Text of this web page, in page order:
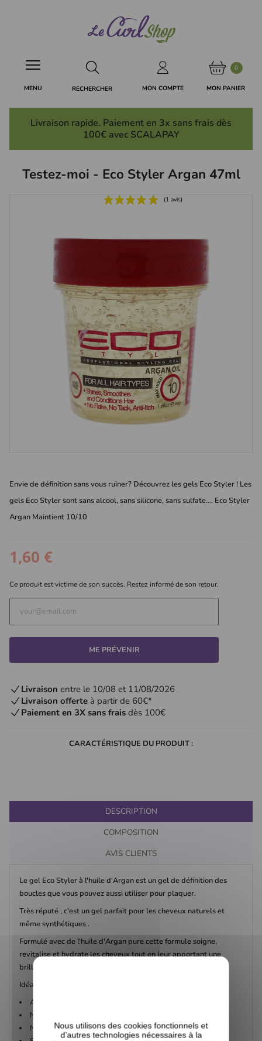
MON COMPTE
0
MON PANIER
RECHERCHER
MENU
Livraison rapide. Paiement en 3x sans frais dès
100€ avec SCALAPAY
Testez-moi - Eco Styler Argan 47ml
Envie de définition sans vous ruiner? Découvrez les gels Eco Styler ! Les
gels Eco Styler sont sans alcool, sans silicone, sans sulfate.... Eco Styler
Argan Maintient 10/10
1,60 €
Ce produit est victime de son succès. Restez informé de son retour.
ME PRÉVENIR
Livraison entre le 10/08 et 11/08/2026
Livraison offerte à partir de 60€*
Paiement en 3X sans frais dès 100€
CARACTÉRISTIQUE DU PRODUIT :
DESCRIPTION
COMPOSITION
AVIS CLIENTS
Le gel Eco Styler à l'huile d'Argan est un gel de définition des
boucles que vous pouvez aussi utiliser pour plaquer.
Très réputé , c'est un gel parfait pour les cheveux naturels et
même synthétiques .
Formulé avec de l'huile d'Argan pure cette formule soigne,
revitalise et hydrate les cheveux tout en leur apportant une
brillance inégalée.
Idéal pour vos Twists, Wash & Go, Puff, Afro, Couettes etc.....
Ajoute du volume et de l'éclat aux coiffures naturelles.
Ne colle pas
Ne laisse pas de résidus.
Nous utilisons des cookies fonctionnels et
d’autres technologies nécessaires à la